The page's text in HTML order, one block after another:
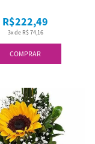
COMPRAR
3x de R$ 74,16
R$222,49